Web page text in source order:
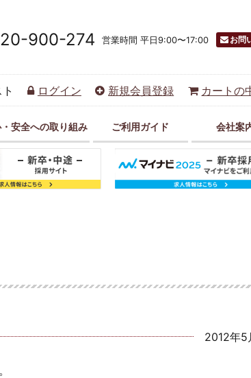
900-274 営業時間 平日9:00〜17:00 お問
ログイン 新規会員登録 カートの
安全への取り組み ご利用ガイド 会社案
2012年5